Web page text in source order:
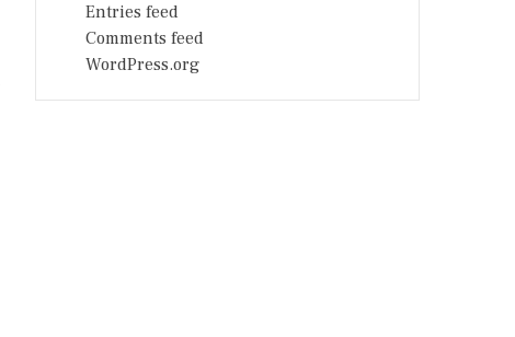
Entries feed
Comments feed
WordPress.org